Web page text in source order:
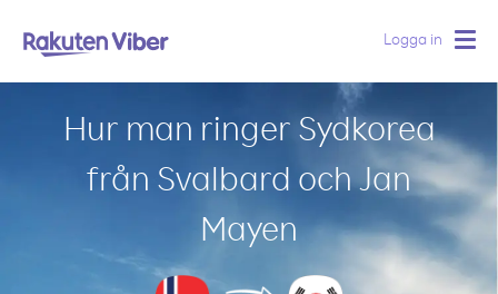
Logga in
Hur man ringer Sydkorea
från Svalbard och Jan
Mayen